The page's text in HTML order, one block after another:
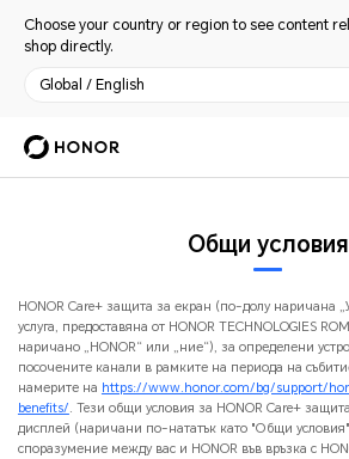
Choose your country or region to see content
shop directly.
Global / English
Общи условия
HONOR Care+ защита за екран (по-долу наричана
услуга, предоставяна от HONOR TECHNOLOGIES
наричано „HONOR“ или „ние“), за определени
посочените канали в рамките на периода на
намерите на https://www.honor.com/bg/support/
benefits/. Teзи общи условия за HONOR Care+
дисплей (наричани по-нататък като "Общи
споразумение между вас и HONOR във връзка с